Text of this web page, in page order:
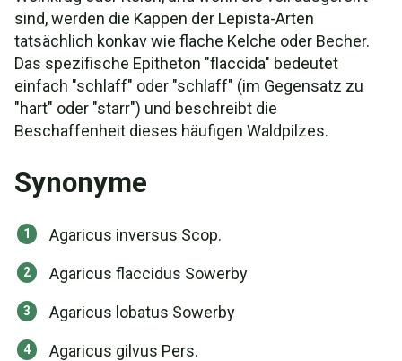
sind, werden die Kappen der Lepista-Arten
tatsächlich konkav wie flache Kelche oder Becher.
Das spezifische Epitheton "flaccida" bedeutet
einfach "schlaff" oder "schlaff" (im Gegensatz zu
"hart" oder "starr") und beschreibt die
Beschaffenheit dieses häufigen Waldpilzes.
Synonyme
Agaricus inversus Scop.
Agaricus flaccidus Sowerby
Agaricus lobatus Sowerby
Agaricus gilvus Pers.